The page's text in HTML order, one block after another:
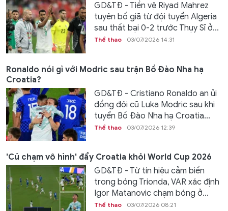
GD&TĐ - Tiền vệ Riyad Mahrez
tuyên bố giã từ đội tuyển Algeria
sau thất bại 0-2 trước Thụy Sĩ ở...
Thể thao 03/07/2026 14:31
Ronaldo nói gì với Modric sau trận Bồ Đào Nha hạ
Croatia?
GD&TĐ - Cristiano Ronaldo an ủi
đồng đội cũ Luka Modric sau khi
tuyển Bồ Đào Nha hạ Croatia...
Thể thao 03/07/2026 12:39
'Cú chạm vô hình' đẩy Croatia khỏi World Cup 2026
GD&TĐ - Từ tín hiệu cảm biến
trong bóng Trionda, VAR xác định
Igor Matanovic chạm bóng ở...
Thể thao 03/07/2026 08:21